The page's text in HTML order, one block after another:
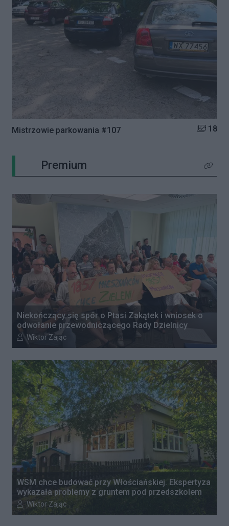
Mistrzowie parkowania #107 Liczba
18
Premium Kliknij
Niekończący się spór o Ptasi Zakątek i wniosek o
odwołanie przewodniczącego Rady Dzielnicy
Autor artykułu:
Wiktor Zając
WSM chce budować przy Włościańskiej. Ekspertyza
wykazała problemy z gruntem pod przedszkolem
Autor artykułu:
Wiktor Zając